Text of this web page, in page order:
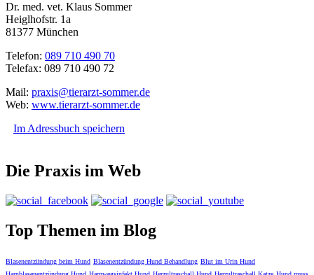
Dr. med. vet. Klaus Sommer
Heiglhofstr. 1a
81377 München
Telefon: 089 710 490 70
Telefax: 089 710 490 72
Mail: praxis@tierarzt-sommer.de
Web: www.tierarzt-sommer.de
Im Adressbuch speichern
Die Praxis im Web
Top Themen im Blog
Blasenentzündung beim Hund Blasenentzündung Hund Behandlung Blut im Urin Hund